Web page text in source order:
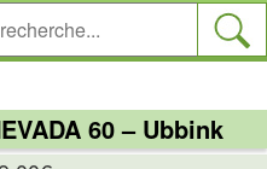
60 – Ubbink